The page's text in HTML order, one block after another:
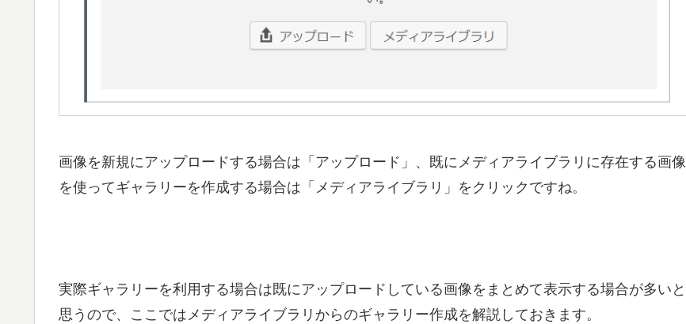
画像を新規にアップロードする場合は「アップロード」、既にメディアライブラリに存在する画像
を使ってギャラリーを作成する場合は「メディアライブラリ」をクリックですね。
実際ギャラリーを利用する場合は既にアップロードしている画像をまとめて表示する場合が多いと
思うので、ここではメディアライブラリからのギャラリー作成を解説しておきます。